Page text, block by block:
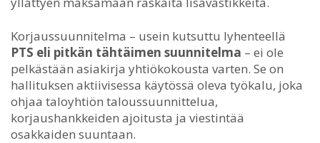
Korjaussuunnitelma – usein kutsuttu lyhenteellä
PTS eli pitkän tähtäimen suunnitelma – ei ole
pelkästään asiakirja yhtiökokousta varten. Se on
hallituksen aktiivisessa käytössä oleva työkalu, joka
ohjaa taloyhtiön taloussuunnittelua,
korjaushankkeiden ajoitusta ja viestintää
osakkaiden suuntaan.